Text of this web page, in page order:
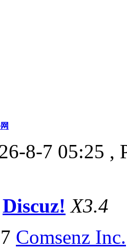
8-7 05:25 ,
Discuz! X3.4
Comsenz Inc.